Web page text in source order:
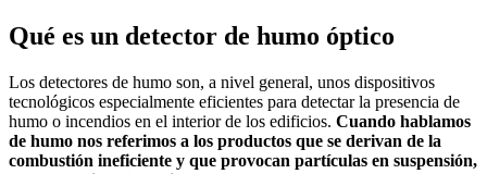
Qué es un detector de humo óptico
Los detectores de humo son, a nivel general, unos dispositivos
tecnológicos especialmente eficientes para detectar la presencia de
humo o incendios en el interior de los edificios. Cuando hablamos
de humo nos referimos a los productos que se derivan de la
combustión ineficiente y que provocan partículas en suspensión,